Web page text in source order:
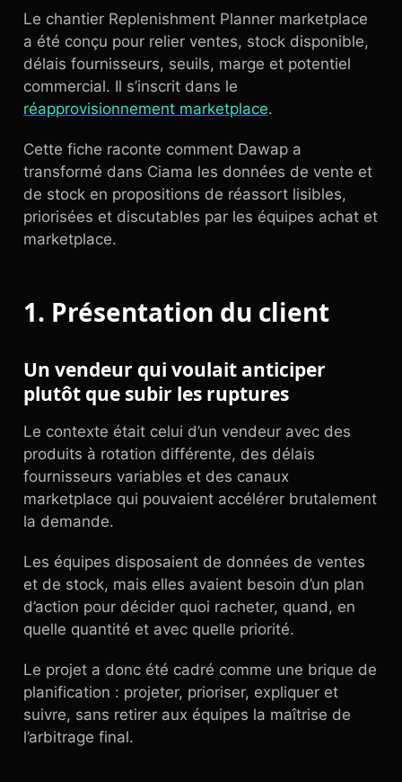
Le chantier Replenishment Planner marketplace
a été conçu pour relier ventes, stock disponible,
délais fournisseurs, seuils, marge et potentiel
commercial. Il s’inscrit dans le
réapprovisionnement marketplace.
Cette fiche raconte comment Dawap a
transformé dans Ciama les données de vente et
de stock en propositions de réassort lisibles,
priorisées et discutables par les équipes achat et
marketplace.
1. Présentation du client
Un vendeur qui voulait anticiper
plutôt que subir les ruptures
Le contexte était celui d’un vendeur avec des
produits à rotation différente, des délais
fournisseurs variables et des canaux
marketplace qui pouvaient accélérer brutalement
la demande.
Les équipes disposaient de données de ventes
et de stock, mais elles avaient besoin d’un plan
d’action pour décider quoi racheter, quand, en
quelle quantité et avec quelle priorité.
Le projet a donc été cadré comme une brique de
planification : projeter, prioriser, expliquer et
suivre, sans retirer aux équipes la maîtrise de
l’arbitrage final.